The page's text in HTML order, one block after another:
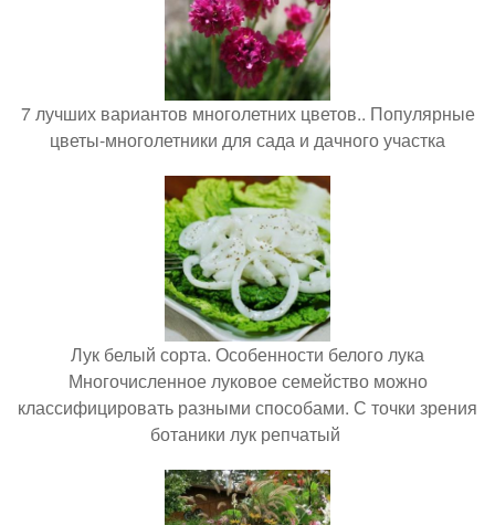
7 лучших вариантов многолетних цветов.. Популярные
цветы-многолетники для сада и дачного участка
Лук белый сорта. Особенности белого лука
Многочисленное луковое семейство можно
классифицировать разными способами. С точки зрения
ботаники лук репчатый